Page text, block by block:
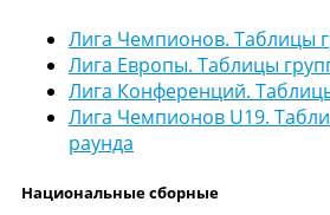
Лига Чемпионов. Таблицы
Лига Европы. Таблицы
Лига Конференций.
Лига Чемпионов U19.
раунда
Национальные сборные